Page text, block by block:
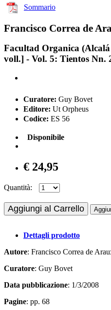
Sommario
Francisco Correa de
Facultad Organica
voll.] - Vol. 5: Tientos Nn.
Curatore: Guy Bovet
Editore: Ut Orpheus
Codice: ES 56
Disponibile
€ 24,95
Quantità:
Aggiungi al Carrello
Dettagli prodotto
Autore: Francisco Correa de
Curatore: Guy Bovet
Data pubblicazione: 1/3/2008
Pagine: pp. 68